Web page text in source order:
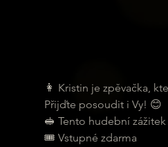
👩 Kristin je zpěvačka,
Přijďte posoudit i Vy! 😊
🥪 Tento hudební
🎟 Vstupné zdarma